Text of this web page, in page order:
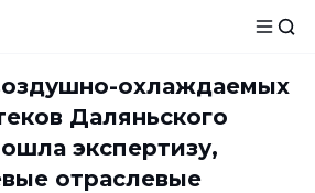
охлаждаемых
Даляньского
экспертизу,
отраслевые